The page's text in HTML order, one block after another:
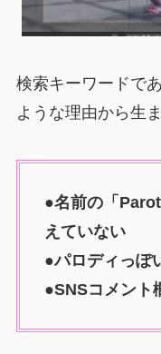
検索キーワードで
ような理由から生
●名前の「
えていない
●パロディっぽ
●SNSコメント